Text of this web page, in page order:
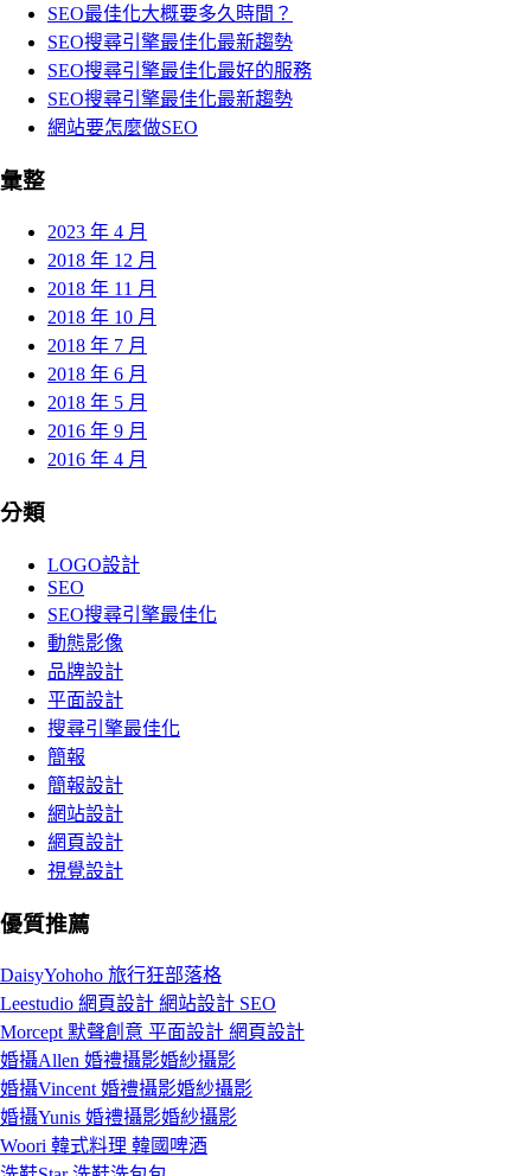
SEO最佳化大概要多久時間？
SEO搜尋引擎最佳化最新趨勢
SEO搜尋引擎最佳化最好的服務
SEO搜尋引擎最佳化最新趨勢
網站要怎麼做SEO
彙整
2023 年 4 月
2018 年 12 月
2018 年 11 月
2018 年 10 月
2018 年 7 月
2018 年 6 月
2018 年 5 月
2016 年 9 月
2016 年 4 月
分類
LOGO設計
SEO
SEO搜尋引擎最佳化
動態影像
品牌設計
平面設計
搜尋引擎最佳化
簡報
簡報設計
網站設計
網頁設計
視覺設計
優質推薦
DaisyYohoho 旅行狂部落格
Leestudio 網頁設計 網站設計 SEO
Morcept 默聲創意 平面設計 網頁設計
婚攝Allen 婚禮攝影婚紗攝影
婚攝Vincent 婚禮攝影婚紗攝影
婚攝Yunis 婚禮攝影婚紗攝影
Woori 韓式料理 韓國啤酒